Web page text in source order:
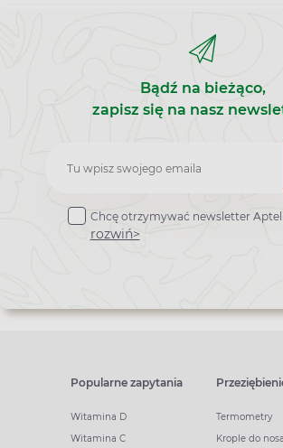
Bądź na bieżąco,
zapisz się na nasz
Zapisz
do
newslettera
Chcę otrzymywać newsletter
rozwiń>
Popularne zapytania
Witamina D
Witamina C
Termometry
Krople do nosa